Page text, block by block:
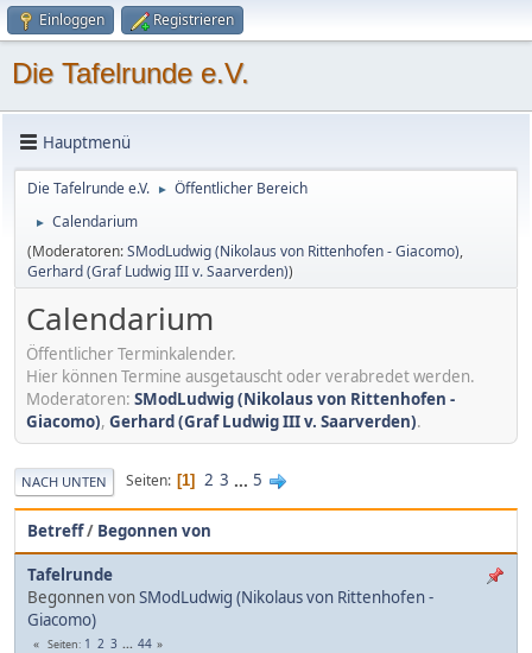
Einloggen Registrieren
Die Tafelrunde e.V.
Hauptmenü
Die Tafelrunde e.V. ► Öffentlicher Bereich
►
Calendarium
(Moderatoren:SModLudwig (Nikolaus von Rittenhofen - Giacomo),
Gerhard (Graf Ludwig III v. Saarverden))
Calendarium
Öffentlicher Terminkalender.
Hier können Termine ausgetauscht oder verabredet werden.
Moderatoren: SModLudwig (Nikolaus von Rittenhofen -
Giacomo), Gerhard (Graf Ludwig III v. Saarverden).
NACH UNTEN Seiten 1 2 3 ... 5
Betreff/ Begonnen von
Tafelrunde
Begonnen vonSModLudwig (Nikolaus von Rittenhofen -
Giacomo)
Seiten 1 2 3 ... 44